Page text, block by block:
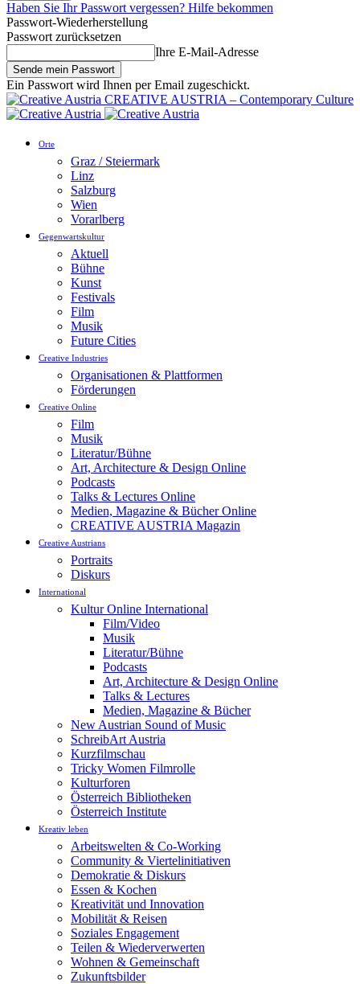
Haben Sie Ihr Passwort vergessen? Hilfe bekommen
Passwort-Wiederherstellung
Passwort zurücksetzen
Ihre E-Mail-Adresse
Ein Passwort wird Ihnen per Email zugeschickt.
CREATIVE AUSTRIA – Contemporary Culture
Orte
Graz / Steiermark
Linz
Salzburg
Wien
Vorarlberg
Gegenwartskultur
Aktuell
Bühne
Kunst
Festivals
Film
Musik
Future Cities
Creative Industries
Organisationen & Plattformen
Förderungen
Creative Online
Film
Musik
Literatur/Bühne
Art, Architecture & Design Online
Podcasts
Talks & Lectures Online
Medien, Magazine & Bücher Online
CREATIVE AUSTRIA Magazin
Creative Austrians
Portraits
Diskurs
International
Kultur Online International
Film/Video
Musik
Literatur/Bühne
Podcasts
Art, Architecture & Design Online
Talks & Lectures
Medien, Magazine & Bücher
New Austrian Sound of Music
SchreibArt Austria
Kurzfilmschau
Tricky Women Filmrolle
Kulturforen
Österreich Bibliotheken
Österreich Institute
Kreativ leben
Arbeitswelten & Co-Working
Community & Viertelinitiativen
Demokratie & Diskurs
Essen & Kochen
Kreativität und Innovation
Mobilität & Reisen
Soziales Engagement
Teilen & Wiederverwerten
Wohnen & Gemeinschaft
Zukunftsbilder